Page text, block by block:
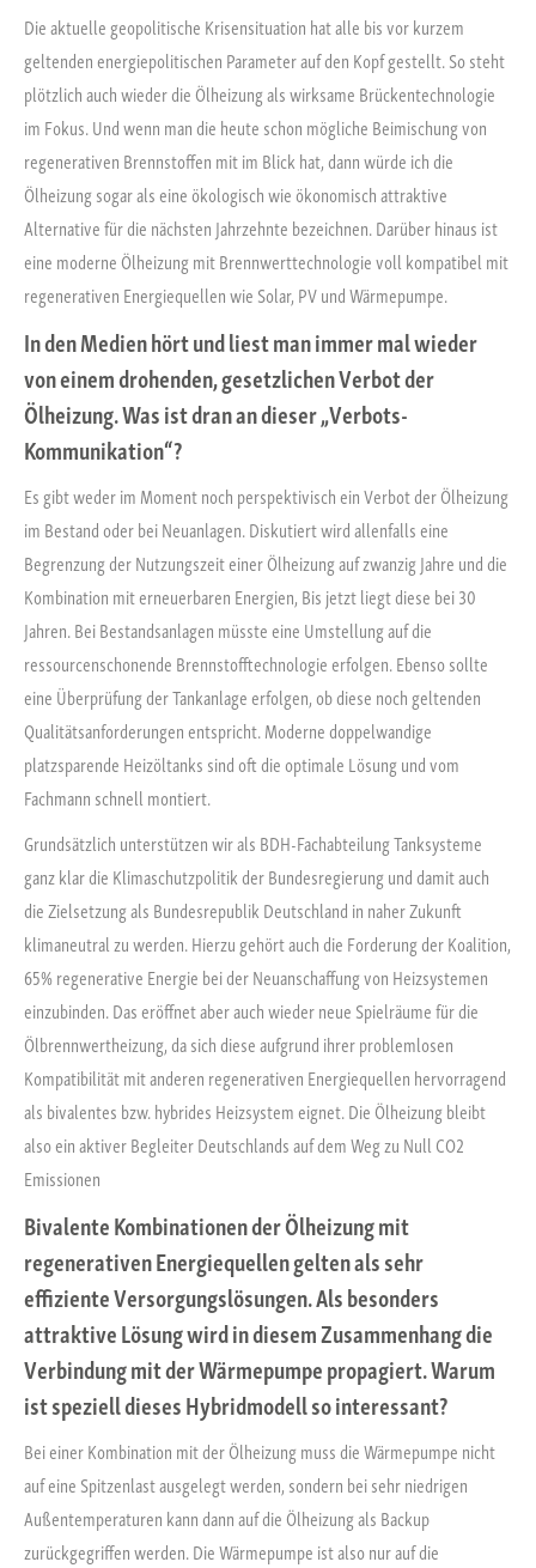
Die aktuelle geopolitische Krisensituation hat alle bis vor kurzem
geltenden energiepolitischen Parameter auf den Kopf gestellt. So steht
plötzlich auch wieder die Ölheizung als wirksame Brückentechnologie
im Fokus. Und wenn man die heute schon mögliche Beimischung von
regenerativen Brennstoffen mit im Blick hat, dann würde ich die
Ölheizung sogar als eine ökologisch wie ökonomisch attraktive
Alternative für die nächsten Jahrzehnte bezeichnen. Darüber hinaus ist
eine moderne Ölheizung mit Brennwerttechnologie voll kompatibel mit
regenerativen Energiequellen wie Solar, PV und Wärmepumpe.
In den Medien hört und liest man immer mal wieder
von einem drohenden, gesetzlichen Verbot der
Ölheizung. Was ist dran an dieser „Verbots-
Kommunikation“?
Es gibt weder im Moment noch perspektivisch ein Verbot der Ölheizung
im Bestand oder bei Neuanlagen. Diskutiert wird allenfalls eine
Begrenzung der Nutzungszeit einer Ölheizung auf zwanzig Jahre und die
Kombination mit erneuerbaren Energien, Bis jetzt liegt diese bei 30
Jahren. Bei Bestandsanlagen müsste eine Umstellung auf die
ressourcenschonende Brennstofftechnologie erfolgen. Ebenso sollte
eine Überprüfung der Tankanlage erfolgen, ob diese noch geltenden
Qualitätsanforderungen entspricht. Moderne doppelwandige
platzsparende Heizöltanks sind oft die optimale Lösung und vom
Fachmann schnell montiert.
Grundsätzlich unterstützen wir als BDH-Fachabteilung Tanksysteme
ganz klar die Klimaschutzpolitik der Bundesregierung und damit auch
die Zielsetzung als Bundesrepublik Deutschland in naher Zukunft
klimaneutral zu werden. Hierzu gehört auch die Forderung der Koalition,
65% regenerative Energie bei der Neuanschaffung von Heizsystemen
einzubinden. Das eröffnet aber auch wieder neue Spielräume für die
Ölbrennwertheizung, da sich diese aufgrund ihrer problemlosen
Kompatibilität mit anderen regenerativen Energiequellen hervorragend
als bivalentes bzw. hybrides Heizsystem eignet. Die Ölheizung bleibt
also ein aktiver Begleiter Deutschlands auf dem Weg zu Null CO2
Emissionen
Bivalente Kombinationen der Ölheizung mit
regenerativen Energiequellen gelten als sehr
effiziente Versorgungslösungen. Als besonders
attraktive Lösung wird in diesem Zusammenhang die
Verbindung mit der Wärmepumpe propagiert. Warum
ist speziell dieses Hybridmodell so interessant?
Bei einer Kombination mit der Ölheizung muss die Wärmepumpe nicht
auf eine Spitzenlast ausgelegt werden, sondern bei sehr niedrigen
Außentemperaturen kann dann auf die Ölheizung als Backup
zurückgegriffen werden. Die Wärmepumpe ist also nur auf die